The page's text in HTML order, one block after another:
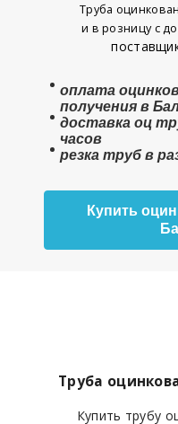
Труба
и в розницу с
оплата
получения в
доставка оц
часов
резка труб в
Купить
Труба
Купить трубу